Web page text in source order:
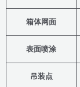
箱体网面
表面喷涂
吊装点